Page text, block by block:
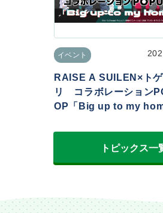
イベント
RAISE A SUILEN×ト
リ コラボレーション
OP「Big up to my
トピックス一